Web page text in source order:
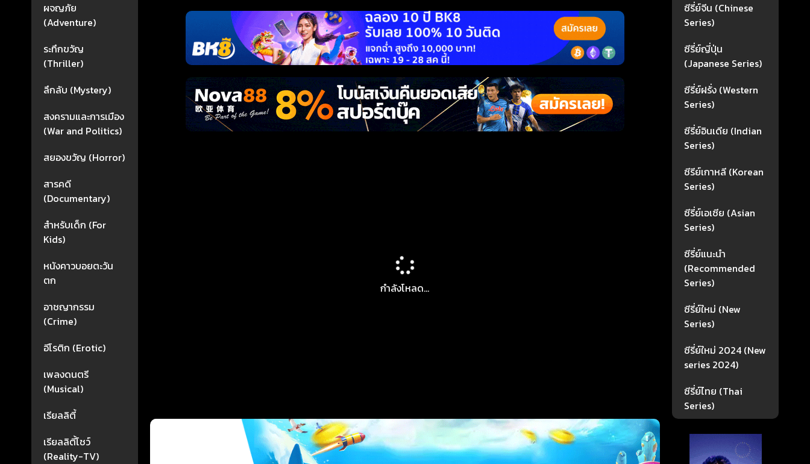
ผจญภัย
(Adventure)
ระทึกขวัญ
(Thriller)
ลึกลับ (Mystery)
สงครามและการเมือง
(War and Politics)
สยองขวัญ (Horror)
สารคดี
(Documentary)
สำหรับเด็ก (For
Kids)
หนังคาวบอยตะวัน
ตก
อาชญากรรม
(Crime)
อีโรติก (Erotic)
เพลงดนตรี
(Musical)
เรียลลิตี้
เรียลลิตี้โชว์
(Reality-TV)
กำลังโหลด...
ซีรี่ย์จีน (Chinese
Series)
ซีรี่ย์ญี่ปุ่น
(Japanese Series)
ซีรี่ย์ฝรั่ง (Western
Series)
ซีรี่ย์อินเดีย (Indian
Series)
ซีรีย์เกาหลี (Korean
Series)
ซีรี่ย์เอเซีย (Asian
Series)
ซีรี่ย์แนะนำ
(Recommended
Series)
ซีรี่ย์ใหม่ (New
Series)
ซีรี่ย์ใหม่ 2024 (New
series 2024)
ซีรี่ย์ไทย (Thai
Series)